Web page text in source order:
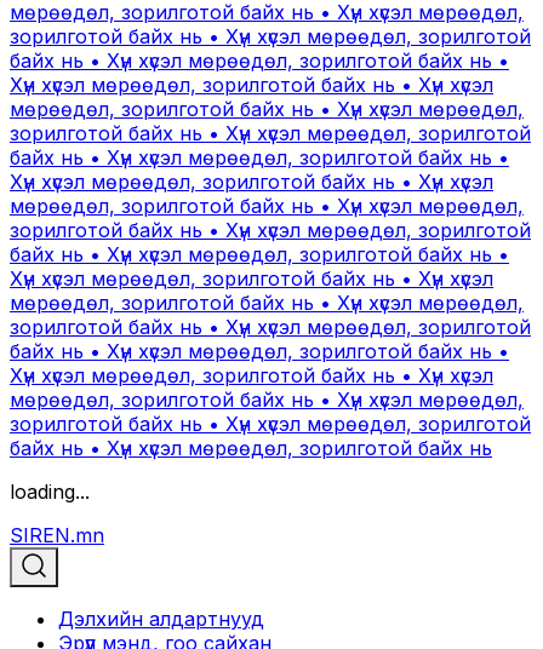
мөрөөдөл, зорилготой байх нь • Хүн хүсэл мөрөөдөл,
зорилготой байх нь • Хүн хүсэл мөрөөдөл, зорилготой
байх нь • Хүн хүсэл мөрөөдөл, зорилготой байх нь •
Хүн хүсэл мөрөөдөл, зорилготой байх нь • Хүн хүсэл
мөрөөдөл, зорилготой байх нь • Хүн хүсэл мөрөөдөл,
зорилготой байх нь • Хүн хүсэл мөрөөдөл, зорилготой
байх нь • Хүн хүсэл мөрөөдөл, зорилготой байх нь •
Хүн хүсэл мөрөөдөл, зорилготой байх нь • Хүн хүсэл
мөрөөдөл, зорилготой байх нь • Хүн хүсэл мөрөөдөл,
зорилготой байх нь • Хүн хүсэл мөрөөдөл, зорилготой
байх нь • Хүн хүсэл мөрөөдөл, зорилготой байх нь •
Хүн хүсэл мөрөөдөл, зорилготой байх нь • Хүн хүсэл
мөрөөдөл, зорилготой байх нь • Хүн хүсэл мөрөөдөл,
зорилготой байх нь • Хүн хүсэл мөрөөдөл, зорилготой
байх нь • Хүн хүсэл мөрөөдөл, зорилготой байх нь •
Хүн хүсэл мөрөөдөл, зорилготой байх нь • Хүн хүсэл
мөрөөдөл, зорилготой байх нь • Хүн хүсэл мөрөөдөл,
зорилготой байх нь • Хүн хүсэл мөрөөдөл, зорилготой
байх нь • Хүн хүсэл мөрөөдөл, зорилготой байх нь
loading...
SIREN.mn
Дэлхийн алдартнууд
Эрүүл мэнд, гоо сайхан